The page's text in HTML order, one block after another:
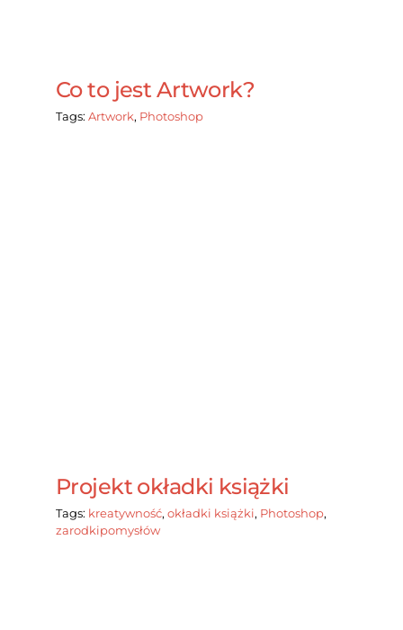
Co to jest Artwork?
Tags: Artwork, Photoshop
Projekt okładki książki
Tags: kreatywność, okładki książki, Photoshop,
zarodkipomysłów